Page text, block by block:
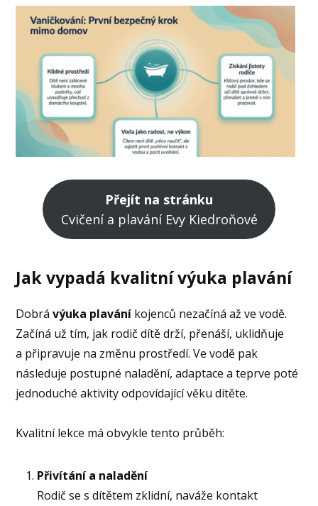
Přejít na stránku
Cvičení a plavání Evy Kiedroňové
Jak vypadá kvalitní výuka plavání
Dobrávýuka plavání kojenců nezačíná až ve vodě.
Začíná už tím, jak rodič dítě drží, přenáší, uklidňuje
a připravuje na změnu prostředí. Ve vodě pak
následuje postupné naladění, adaptace a teprve poté
jednoduché aktivity odpovídající věku dítěte.
Kvalitní lekce má obvykle tento průběh:
Přivítání a naladění
Rodič se s dítětem zklidní, naváže kontakt